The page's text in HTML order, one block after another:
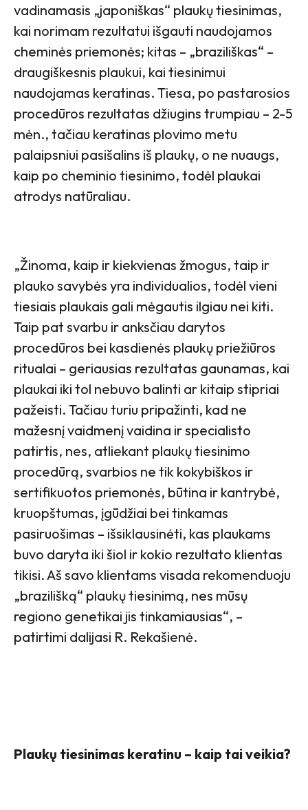
vadinamasis „japoniškas“ plaukų tiesinimas,
kai norimam rezultatui išgauti naudojamos
cheminės priemonės; kitas – „braziliškas“ –
draugiškesnis plaukui, kai tiesinimui
naudojamas keratinas. Tiesa, po pastarosios
procedūros rezultatas džiugins trumpiau – 2-5
mėn., tačiau keratinas plovimo metu
palaipsniui pasišalins iš plaukų, o ne nuaugs,
kaip po cheminio tiesinimo, todėl plaukai
atrodys natūraliau.
„Žinoma, kaip ir kiekvienas žmogus, taip ir
plauko savybės yra individualios, todėl vieni
tiesiais plaukais gali mėgautis ilgiau nei kiti.
Taip pat svarbu ir anksčiau darytos
procedūros bei kasdienės plaukų priežiūros
ritualai – geriausias rezultatas gaunamas, kai
plaukai iki tol nebuvo balinti ar kitaip stipriai
pažeisti. Tačiau turiu pripažinti, kad ne
mažesnį vaidmenį vaidina ir specialisto
patirtis, nes, atliekant plaukų tiesinimo
procedūrą, svarbios ne tik kokybiškos ir
sertifikuotos priemonės, būtina ir kantrybė,
kruopštumas, įgūdžiai bei tinkamas
pasiruošimas – išsiklausinėti, kas plaukams
buvo daryta iki šiol ir kokio rezultato klientas
tikisi. Aš savo klientams visada rekomenduoju
„brazilišką“ plaukų tiesinimą, nes mūsų
regiono genetikai jis tinkamiausias“, –
patirtimi dalijasi R. Rekašienė.
Plaukų tiesinimas keratinu – kaip tai veikia?